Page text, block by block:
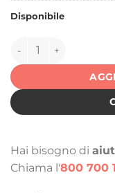
Disponibile
137256 quantità
Hai bisogno di
Chiama l'800 700